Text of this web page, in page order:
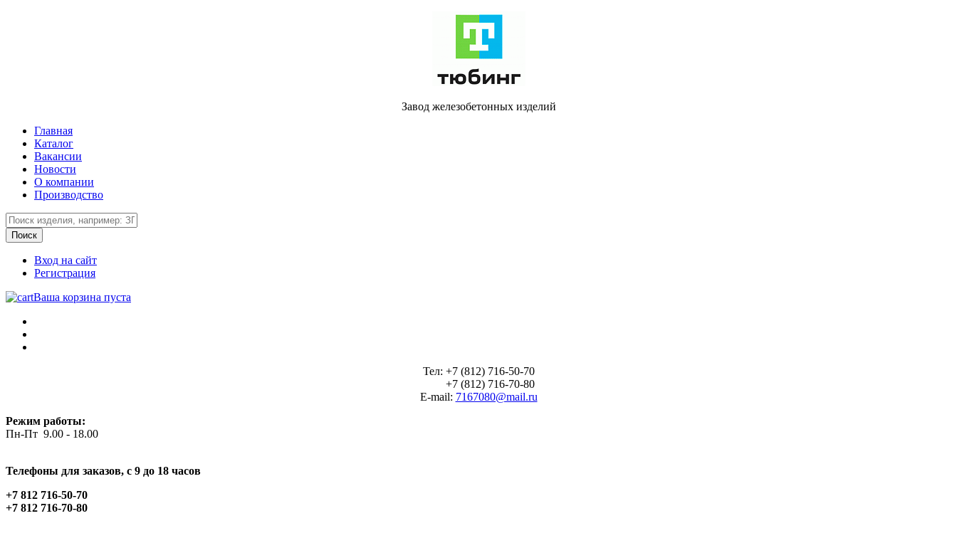
Завод железобетонных изделий
Главная
Каталог
Вакансии
Новости
О компании
Производство
Вход на сайт
Регистрация
Ваша корзина пуста
Тел: +7 (812) 716-50-70
+7 (812) 716-70-80
E-mail: 7167080@mail.ru
Режим работы:
Пн-Пт 9.00 - 18.00
Телефоны для заказов, c 9 до 18 часов
+7 812 716-50-70
+7 812 716-70-80